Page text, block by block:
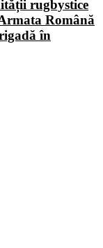
rugbystice
Română
în